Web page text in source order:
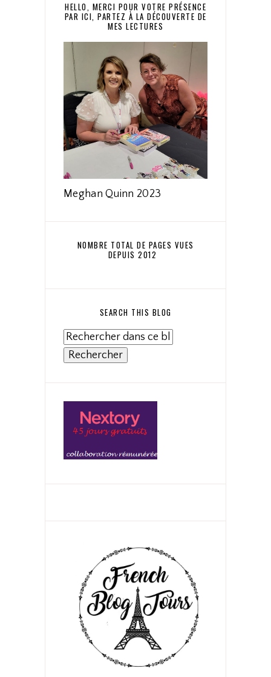
HELLO, MERCI POUR VOTRE PRÉSENCE
PAR ICI, PARTEZ À LA DÉCOUVERTE DE
MES LECTURES
Meghan Quinn 2023
NOMBRE TOTAL DE PAGES VUES
DEPUIS 2012
SEARCH THIS BLOG